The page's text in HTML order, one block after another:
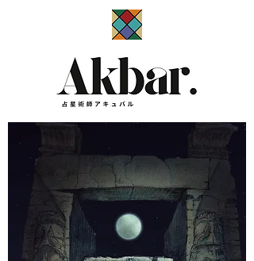
​占星術師アキュバル公式サイト